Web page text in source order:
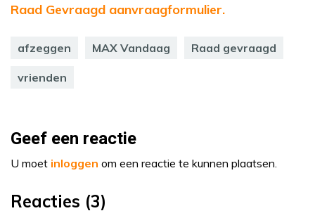
Raad Gevraagd aanvraagformulier.
afzeggen MAX Vandaag Raad gevraagd
vrienden
Geef een reactie
U moet inloggen om een reactie te kunnen plaatsen.
Reacties (3)